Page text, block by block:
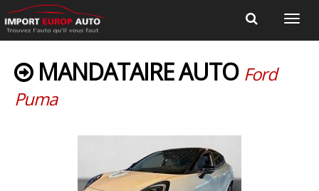
MANDATAIRE AUTO Ford
Puma